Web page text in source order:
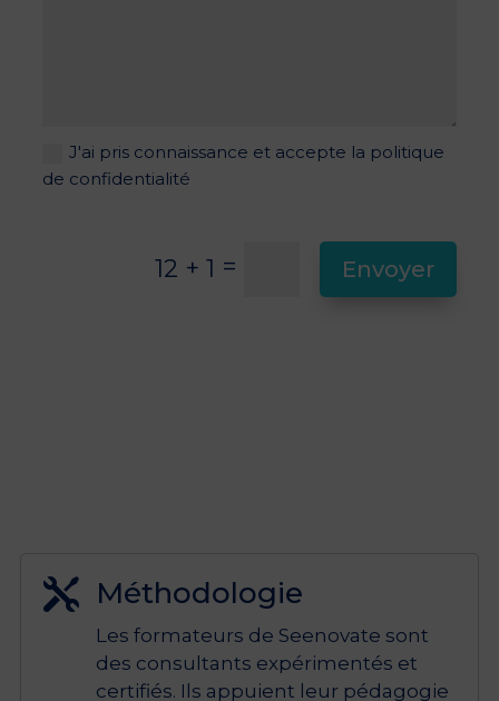
J'ai pris connaissance et accepte la politique
de confidentialité
12 + 1 = Envoyer
 Méthodologie
Les formateurs de Seenovate sont
des consultants expérimentés et
certifiés. Ils appuient leur pédagogie